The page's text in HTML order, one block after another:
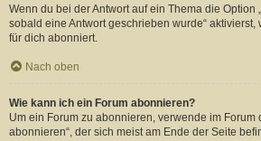
Wenn du bei der Antwort auf ein Thema die Option
sobald eine Antwort geschrieben wurde“
für dich abonniert.
Nach oben
Wie kann ich ein Forum abonnieren?
Um ein Forum zu abonnieren, verwende im Forum
abonnieren“, der sich meist am Ende der Seite